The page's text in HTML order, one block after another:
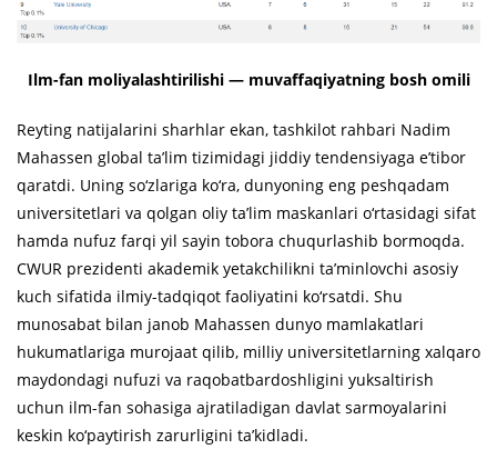
Ilm-fan moliyalashtirilishi — muvaffaqiyatning bosh omili
Reyting natijalarini sharhlar ekan, tashkilot rahbari Nadim
Mahassen global ta’lim tizimidagi jiddiy tendensiyaga e’tibor
qaratdi. Uning so‘zlariga ko‘ra, dunyoning eng peshqadam
universitetlari va qolgan oliy ta’lim maskanlari o‘rtasidagi sifat
hamda nufuz farqi yil sayin tobora chuqurlashib bormoqda.
CWUR prezidenti akademik yetakchilikni ta’minlovchi asosiy
kuch sifatida ilmiy-tadqiqot faoliyatini ko‘rsatdi. Shu
munosabat bilan janob Mahassen dunyo mamlakatlari
hukumatlariga murojaat qilib, milliy universitetlarning xalqaro
maydondagi nufuzi va raqobatbardoshligini yuksaltirish
uchun ilm-fan sohasiga ajratiladigan davlat sarmoyalarini
keskin ko‘paytirish zarurligini ta’kidladi.